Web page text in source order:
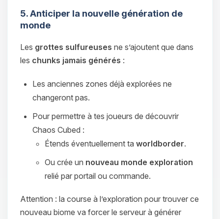
5. Anticiper la nouvelle génération de
monde
Les grottes sulfureuses ne s’ajoutent que dans
les chunks jamais générés :
Les anciennes zones déjà explorées ne
changeront pas.
Pour permettre à tes joueurs de découvrir
Chaos Cubed :
Étends éventuellement ta worldborder.
Ou crée un nouveau monde exploration
relié par portail ou commande.
Attention : la course à l’exploration pour trouver ce
nouveau biome va forcer le serveur à générer